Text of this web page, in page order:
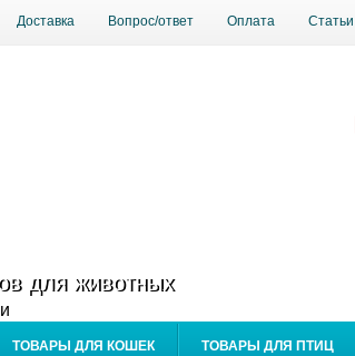
Доставка Вопрос/ответ Оплата Статьи
для животных
ТОВАРЫ ДЛЯ КОШЕК ТОВАРЫ ДЛЯ ПТИЦ